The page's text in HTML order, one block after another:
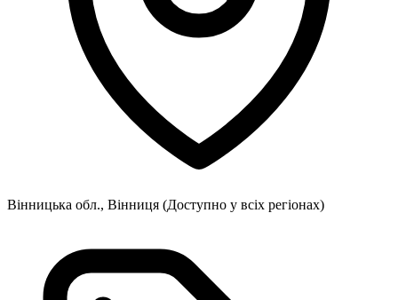
Вінницька обл., Вінниця (Доступно у всіх регіонах)